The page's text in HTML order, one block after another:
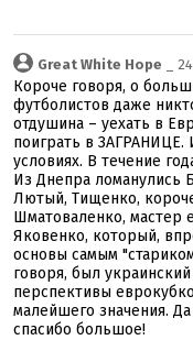
Great White Hope _
Короче говоря, о
футболистов даже
отдушина – уехать в
поиграть в ЗАГРАНИЦЕ.
условиях. В течение
Из Днепра ломанулись
Лютый, Тищенко,
Шматоваленко, мастер
Яковенко, который,
основы самым
говоря, был
перспективы
малейшего значения.
спасибо большое!